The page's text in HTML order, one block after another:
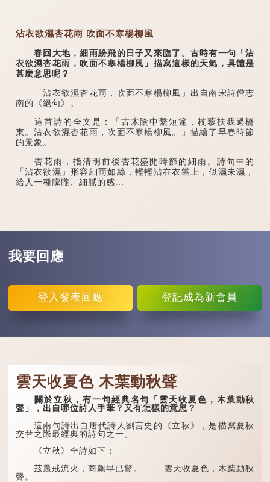
沾衣欲濕杏花雨 吹面不寒楊柳風
春回大地，細雨紛飛的日子又來臨了。古時有一句「沾
衣欲濕杏花雨，吹面不寒楊柳風」描寫這樣的天氣，具體是
甚麼意思呢？
「沾衣欲濕杏花雨，吹面不寒楊柳風」出自南宋詩僧志
南的《絕句》。
這首詩的全文是：「古木陰中繫短篷，杖藜扶我過橋
東。沾衣欲濕杏花雨，吹面不寒楊柳風。」描繪了早春時節
的景象。
杏花雨，指清明前後杏花盛開時節的細雨。詩句中的
「沾衣欲濕」形容細雨如絲，輕輕沾在衣裳上，似濕未濕，
給人一種朦朧、細膩的感...
我要回應
登入 發表回應 登記成為新會員
雲天收夏色 木葉動秋聲
關於立秋，有一句經典名句「雲天收夏色，木葉動秋
聲」，出自哪位詩人手筆？又有怎樣的意思？
這兩句詩出自唐代詩人劉言史的《立秋》，是描寫夏秋
交替之際最經典的詩句之一。
《立秋》全詩如下：
茲晨戒流火，商飆早已驚。 雲天收夏色，木葉動秋
聲。